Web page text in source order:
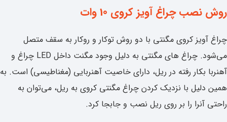
روش نصب چراغ آویز کروی 10 وات
چراغ آویز کروی مگنتی با دو روش توکار و روکار به سقف متصل
می‌شود. چراغ های مگنتی به دلیل وجود مگنت داخل LED چراغ و
آهنربا بکار رفته در ریل، دارای خاصیت آهنربایی (مغناطیسی) است. به
همین دلیل با نزدیک کردن چراغ مگنتی کروی به ریل، می‌توان به
راحتی آنرا را بر روی ریل نصب و جابجا کرد.